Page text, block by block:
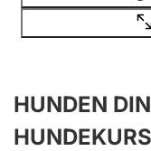
Flere
Årsregnskap
Innsending og
HUNDEN